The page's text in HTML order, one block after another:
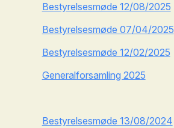
Bestyrelsesmøde 12/08/2025
Bestyrelsesmøde 07/04/2025
Bestyrelsesmøde 12/02/2025
Generalforsamling 2025
Bestyrelsesmøde 13/08/2024